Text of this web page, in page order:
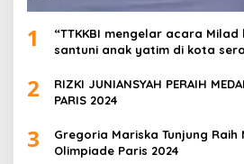
1
“TTKKBI mengelar acara
santuni anak yatim di kota
2
RIZKI JUNIANSYAH PERAIH
PARIS 2024
3
Gregoria Mariska Tunjung Raih
Olimpiade Paris 2024